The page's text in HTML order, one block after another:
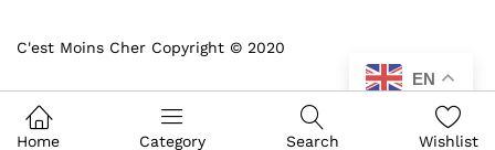
C'est Moins Cher Copyright © 2020
EN
Home Category Search Wishlist